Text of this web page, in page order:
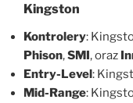
Kingston
Kontrolery:
Phison,SMI, oraz
Entry-Level:
Mid-Range: